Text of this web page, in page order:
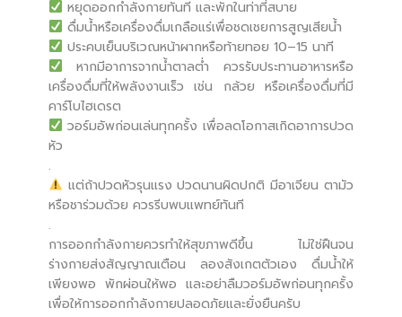
หยุดออกกำลังกายทันที และพักในท่าที่สบาย
ดื่มน้ำหรือเครื่องดื่มเกลือแร่เพื่อชดเชยการสูญเสียน้ำ
ประคบเย็นบริเวณหน้าผากหรือท้ายทอย 10–15 นาที
หากมีอาการจากน้ำตาลต่ำ ควรรับประทานอาหารหรือ
เครื่องดื่มที่ให้พลังงานเร็ว เช่น กล้วย หรือเครื่องดื่มที่มี
คาร์โบไฮเดรต
วอร์มอัพก่อนเล่นทุกครั้ง เพื่อลดโอกาสเกิดอาการปวด
หัว
.
แต่ถ้าปวดหัวรุนแรง ปวดนานผิดปกติ มีอาเจียน ตามัว
หรือชาร่วมด้วย ควรรีบพบแพทย์ทันที
.
การออกกำลังกายควรทำให้สุขภาพดีขึ้น ไม่ใช่ฝืนจน
ร่างกายส่งสัญญาณเตือน ลองสังเกตตัวเอง ดื่มน้ำให้
เพียงพอ พักผ่อนให้พอ และอย่าลืมวอร์มอัพก่อนทุกครั้ง
เพื่อให้การออกกำลังกายปลอดภัยและยั่งยืนครับ